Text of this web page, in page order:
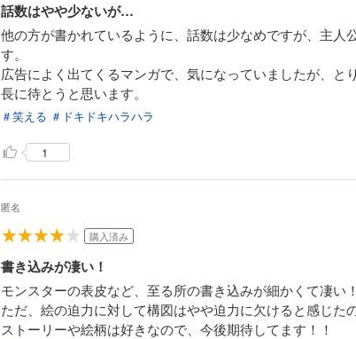
話数はやや少ないが…
他の方が書かれているように、話数は少なめですが、主
す。
広告によく出てくるマンガで、気になっていましたが、
長に待とうと思います。
＃笑える ＃ドキドキハラハラ
1
匿名
購入済み
書き込みが凄い！
モンスターの表皮など、至る所の書き込みが細かくて凄い！
ただ、絵の迫力に対して構図はやや迫力に欠けると感じた
ストーリーや絵柄は好きなので、今後期待してます！！